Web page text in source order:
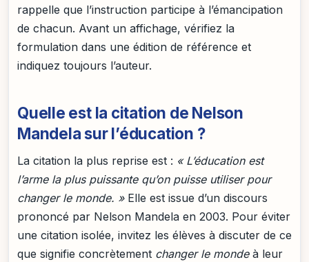
rappelle que l’instruction participe à l’émancipation
de chacun. Avant un affichage, vérifiez la
formulation dans une édition de référence et
indiquez toujours l’auteur.
Quelle est la citation de Nelson
Mandela sur l’éducation ?
La citation la plus reprise est : « L’éducation est
l’arme la plus puissante qu’on puisse utiliser pour
changer le monde. »Elle est issue d’un discours
prononcé par Nelson Mandela en 2003. Pour éviter
une citation isolée, invitez les élèves à discuter de ce
que signifie concrètement changer le mondeà leur